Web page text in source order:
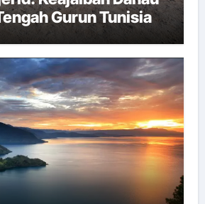
Gurun Tunisia